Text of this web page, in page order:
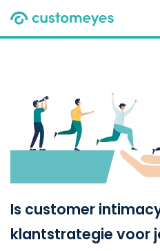
Is customer
klantstrategie voor